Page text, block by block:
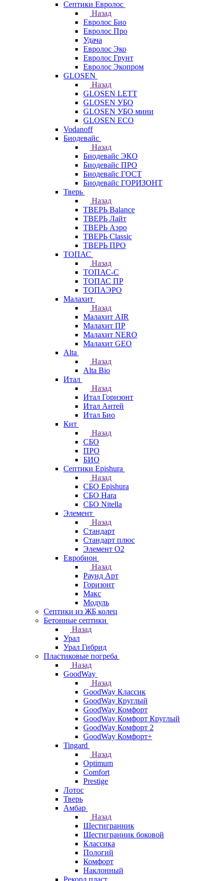
Септики Евролос
Назад
Евролос Био
Евролос Про
Удача
Евролос Эко
Евролос Грунт
Евролос Экопром
GLOSEN
Назад
GLOSEN LETT
GLOSEN УБО
GLOSEN УБО мини
GLOSEN ECO
Vodanoff
Биодевайс
Назад
Биодевайс ЭКО
Биодевайс ПРО
Биодевайс ГОСТ
Биодевайс ГОРИЗОНТ
Тверь
Назад
ТВЕРЬ Balance
ТВЕРЬ Лайт
ТВЕРЬ Аэро
ТВЕРЬ Classic
ТВЕРЬ ПРО
ТОПАС
Назад
ТОПАС-С
ТОПАС ПР
ТОПАЭРО
Малахит
Назад
Малахит AIR
Малахит ПР
Малахит NERO
Малахит GEO
Alta
Назад
Alta Bio
Итал
Назад
Итал Горизонт
Итал Антей
Итал Био
Кит
Назад
СБО
ПРО
БИО
Септики Epishura
Назад
СБО Epishura
СБО Hara
СБО Nitella
Элемент
Назад
Стандарт
Стандарт плюс
Элемент О2
Евробион
Назад
Раунд Арт
Горизонт
Макс
Модуль
Септики из ЖБ колец
Бетонные септики
Назад
Урал
Урал Гибрид
Пластиковые погреба
Назад
GoodWay
Назад
GoodWay Классик
GoodWay Круглый
GoodWay Комфорт
GoodWay Комфорт Круглый
GoodWay Комфорт 2
GoodWay Комфорт+
Tingard
Назад
Optimum
Comfort
Prestige
Лотос
Тверь
Амбар
Назад
Шестигранник
Шестигранник боковой
Классика
Пологий
Комфорт
Наклонный
Рекорд пласт